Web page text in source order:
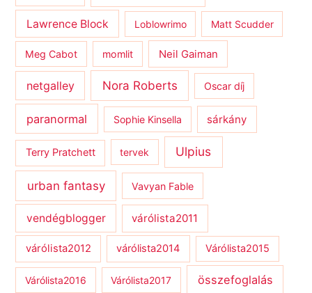
Lawrence Block Loblowrimo Matt Scudder
Meg Cabot momlit Neil Gaiman
netgalley Nora Roberts Oscar díj
paranormal Sophie Kinsella sárkány
Terry Pratchett tervek Ulpius
urban fantasy Vavyan Fable
vendégblogger várólista2011
várólista2012 várólista2014 Várólista2015
Várólista2016 Várólista2017 összefoglalás